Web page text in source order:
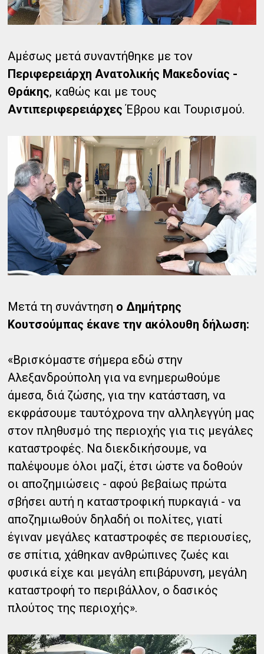
Αμέσως μετά συναντήθηκε με τον
Περιφερειάρχη Ανατολικής Μακεδονίας -
Θράκης, καθώς και με τους
Αντιπεριφερειάρχες Έβρου και Τουρισμού.
Μετά τη συνάντηση ο Δημήτρης
Κουτσούμπας έκανε την ακόλουθη δήλωση:
«Βρισκόμαστε σήμερα εδώ στην
Αλεξανδρούπολη για να ενημερωθούμε
άμεσα, διά ζώσης, για την κατάσταση, να
εκφράσουμε ταυτόχρονα την αλληλεγγύη μας
στον πληθυσμό της περιοχής για τις μεγάλες
καταστροφές. Να διεκδικήσουμε, να
παλέψουμε όλοι μαζί, έτσι ώστε να δοθούν
οι αποζημιώσεις - αφού βεβαίως πρώτα
σβήσει αυτή η καταστροφική πυρκαγιά - να
αποζημιωθούν δηλαδή οι πολίτες, γιατί
έγιναν μεγάλες καταστροφές σε περιουσίες,
σε σπίτια, χάθηκαν ανθρώπινες ζωές και
φυσικά είχε και μεγάλη επιβάρυνση, μεγάλη
καταστροφή το περιβάλλον, ο δασικός
πλούτος της περιοχής».